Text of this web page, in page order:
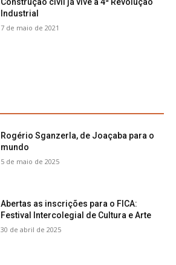
Industrial
7 de maio de 2021
Rogério Sganzerla, de Joaçaba para o
mundo
5 de maio de 2025
Abertas as inscrições para o FICA:
Festival Intercolegial de Cultura e Arte
30 de abril de 2025